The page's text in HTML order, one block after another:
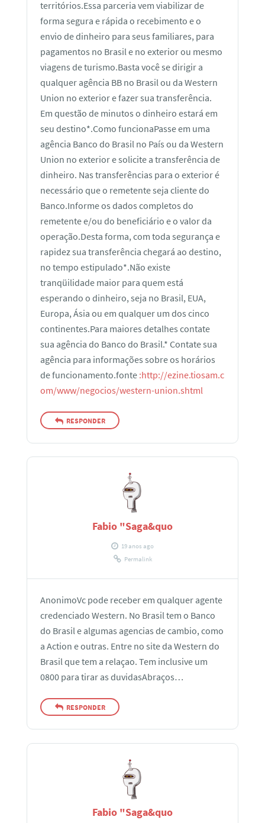
territórios.Essa parceria vem viabilizar de
forma segura e rápida o recebimento e o
envio de dinheiro para seus familiares, para
pagamentos no Brasil e no exterior ou mesmo
viagens de turismo.Basta você se dirigir a
qualquer agência BB no Brasil ou da Western
Union no exterior e fazer sua transferência.
Em questão de minutos o dinheiro estará em
seu destino*.Como funcionaPasse em uma
agência Banco do Brasil no País ou da Western
Union no exterior e solicite a transferência de
dinheiro. Nas transferências para o exterior é
necessário que o remetente seja cliente do
Banco.Informe os dados completos do
remetente e/ou do beneficiário e o valor da
operação.Desta forma, com toda segurança e
rapidez sua transferência chegará ao destino,
no tempo estipulado*.Não existe
tranqüilidade maior para quem está
esperando o dinheiro, seja no Brasil, EUA,
Europa, Ásia ou em qualquer um dos cinco
continentes.Para maiores detalhes contate
sua agência do Banco do Brasil.* Contate sua
agência para informações sobre os horários
de funcionamento.fonte :http://ezine.tiosam.c
om/www/negocios/western-union.shtml
RESPONDER
Fabio "Saga&quo
19 anos ago
Permalink
AnonimoVc pode receber em qualquer agente
credenciado Western. No Brasil tem o Banco
do Brasil e algumas agencias de cambio, como
a Action e outras. Entre no site da Western do
Brasil que tem a relaçao. Tem inclusive um
0800 para tirar as duvidasAbraços…
RESPONDER
Fabio "Saga&quo